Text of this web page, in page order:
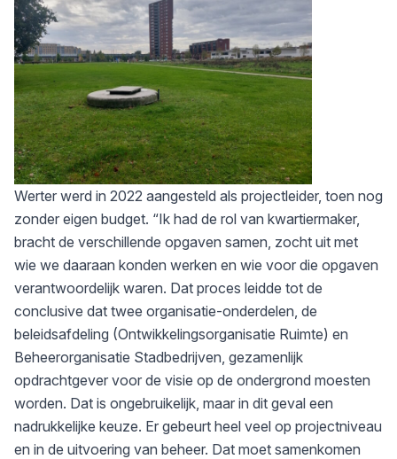
Werter werd in 2022 aangesteld als projectleider, toen nog
zonder eigen budget. “Ik had de rol van kwartiermaker,
bracht de verschillende opgaven samen, zocht uit met
wie we daaraan konden werken en wie voor die opgaven
verantwoordelijk waren. Dat proces leidde tot de
conclusive dat twee organisatie-onderdelen, de
beleidsafdeling (Ontwikkelingsorganisatie Ruimte) en
Beheerorganisatie Stadbedrijven, gezamenlijk
opdrachtgever voor de visie op de ondergrond moesten
worden. Dat is ongebruikelijk, maar in dit geval een
nadrukkelijke keuze. Er gebeurt heel veel op projectniveau
en in de uitvoering van beheer. Dat moet samenkomen